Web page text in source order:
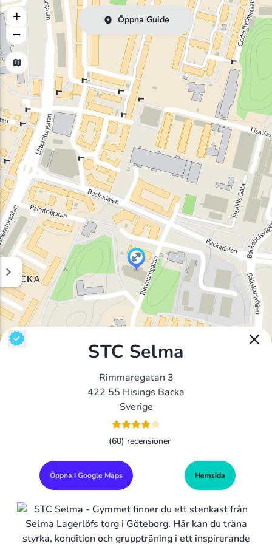
Öppna Guide
+
−
STC Selma
Rimmaregatan 3
422 55 Hisings Backa
Sverige
(60) recensioner
Öppna i Google Maps Hemsida
Alla Gym I Sverige Sveriges Ledande Gymkedjor